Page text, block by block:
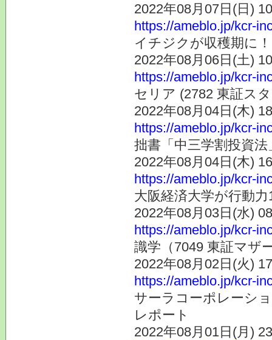
2022年08月07日(日)
https://ameblo.jp/kcr-
イチジクが収穫期に！
2022年08月06日(土)
https://ameblo.jp/kcr-
セリア (2782 東証ス
2022年08月04日(木)
https://ameblo.jp/kcr-
拙書「中三学割投資
2022年08月04日(木)
https://ameblo.jp/kcr-
大阪経済大学が行動
2022年08月03日(水)
https://ameblo.jp/kcr-
識学（7049 東証マザ
2022年08月02日(火)
https://ameblo.jp/kcr-
サーラコーポレーシ
レポート
2022年08月01日(月)